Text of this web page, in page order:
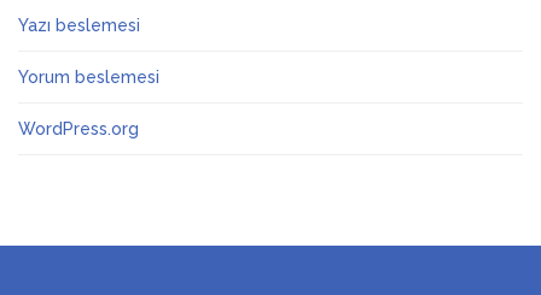
Yazı beslemesi
Yorum beslemesi
WordPress.org